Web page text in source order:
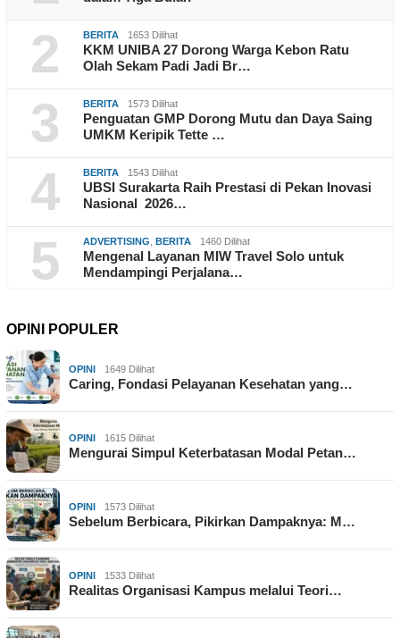
2 BERITA 1653 Dilihat
KKM UNIBA 27 Dorong Warga Kebon Ratu
Olah Sekam Padi Jadi Br…
3 BERITA 1573 Dilihat
Penguatan GMP Dorong Mutu dan Daya Saing
UMKM Keripik Tette …
4 BERITA 1543 Dilihat
UBSI Surakarta Raih Prestasi di Pekan Inovasi
Nasional 2026…
5 ADVERTISING BERITA 1460 Dilihat
Mengenal Layanan MIW Travel Solo untuk
Mendampingi Perjalana…
OPINI POPULER
OPINI 1649 Dilihat
Caring, Fondasi Pelayanan Kesehatan yang…
OPINI 1615 Dilihat
Mengurai Simpul Keterbatasan Modal Petan…
OPINI 1573 Dilihat
Sebelum Berbicara, Pikirkan Dampaknya: M…
OPINI 1533 Dilihat
Realitas Organisasi Kampus melalui Teori…